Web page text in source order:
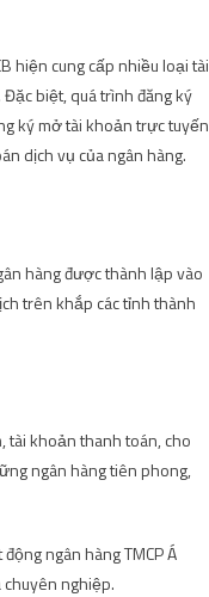
hiện cung cấp nhiều loại tài
biệt, quá trình đăng ký
ký mở tài khoản trực tuyến
dịch vụ của ngân hàng.
hàng được thành lập vào
trên khắp các tỉnh thành
tài khoản thanh toán, cho
ngân hàng tiên phong,
ngân hàng TMCP Á
chuyên nghiệp.